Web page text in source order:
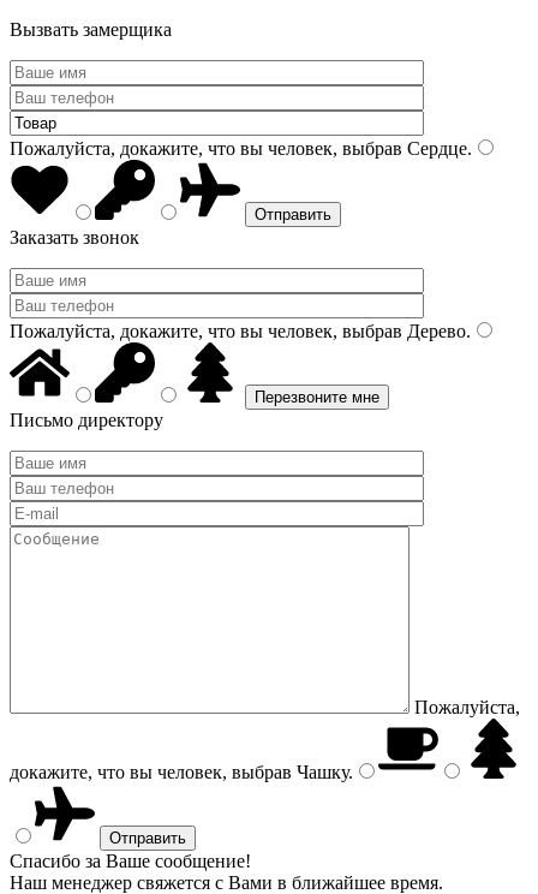
Вызвать замерщика
Пожалуйста, докажите, что вы человек, выбрав Сердце.
Заказать звонок
Пожалуйста, докажите, что вы человек, выбрав Дерево.
Письмо директору
Пожалуйста,
докажите, что вы человек, выбрав Чашку.
Спасибо за Ваше сообщение!
Наш менеджер свяжется с Вами в ближайшее время.